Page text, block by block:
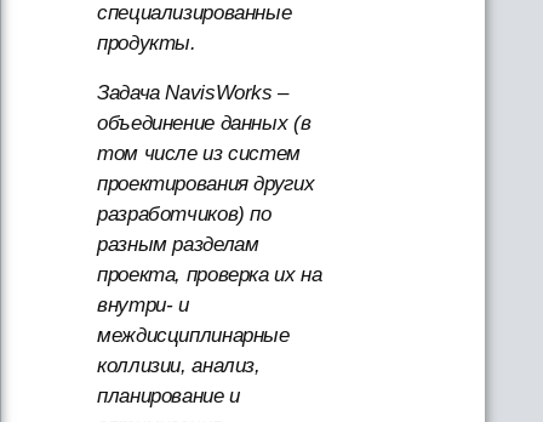
специализированные
продукты.
Задача NavisWorks –
объединение данных (в
том числе из систем
проектирования других
разработчиков) по
разным разделам
проекта, проверка их на
внутри- и
междисциплинарные
коллизии, анализ,
планирование и